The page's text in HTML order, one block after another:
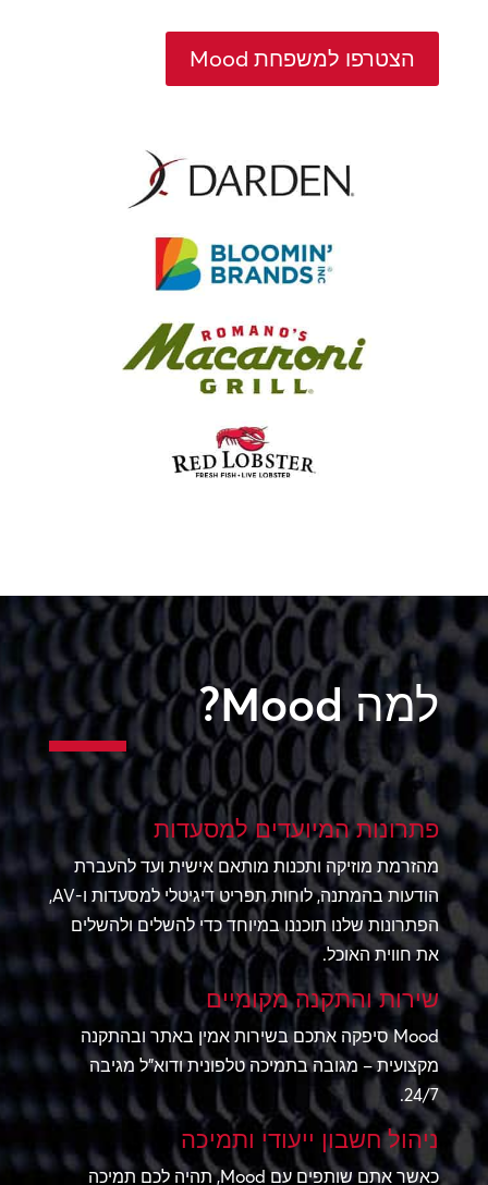
הצטרפו למשפחת Mood
למה Mood?
פתרונות המיועדים למסעדות
מהזרמת מוזיקה ותכנות מותאם אישית ועד להעברת
הודעות בהמתנה, לוחות תפריט דיגיטלי למסעדות ו-AV,
הפתרונות שלנו תוכננו במיוחד כדי להשלים ולהשלים
את חווית האוכל.
שירות והתקנה מקומיים
Mood סיפקה אתכם בשירות אמין באתר ובהתקנה
מקצועית – מגובה בתמיכה טלפונית ודוא"ל מגיבה
24/7.
ניהול חשבון ייעודי ותמיכה
כאשר אתם שותפים עם Mood, תהיה לכם תמיכה